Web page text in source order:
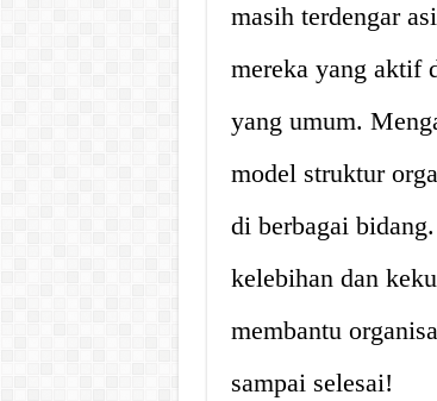
masih terdengar
mereka yang aktif
yang umum.
model struktur
di berbagai
kelebihan dan
membantu
sampai selesai!